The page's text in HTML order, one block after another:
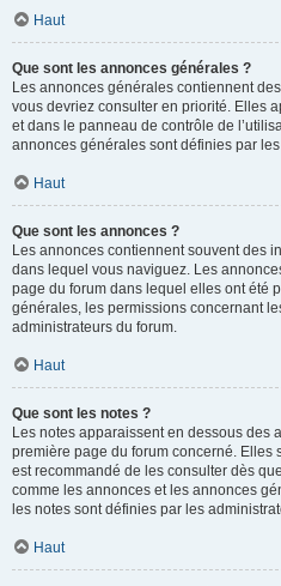
Haut
Que sont les annonces générales ?
Les annonces générales contiennent
vous devriez consulter en priorité. Elles
et dans le panneau de contrôle de
annonces générales sont définies par
Haut
Que sont les annonces ?
Les annonces contiennent souvent des
dans lequel vous naviguez. Les
page du forum dans lequel elles ont été
générales, les permissions concernant
administrateurs du forum.
Haut
Que sont les notes ?
Les notes apparaissent en dessous des
première page du forum concerné. Elles
est recommandé de les consulter dès
comme les annonces et les annonces
les notes sont définies par les
Haut